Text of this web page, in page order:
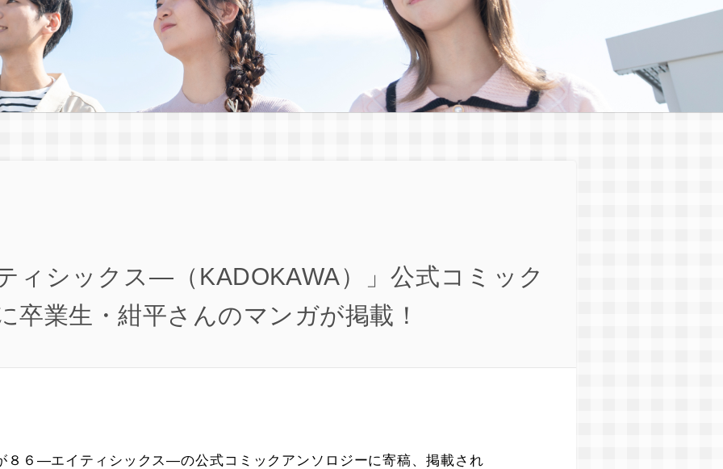
ィシックス―（KADOKAWA）」公式コミック
卒業生・紺平さんのマンガが掲載！
８６―エイティシックス―の公式コミックアンソロジーに寄稿、掲載され